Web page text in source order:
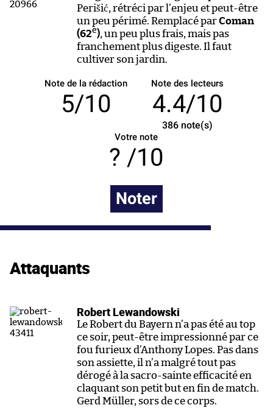
Perišić, rétréci par l’enjeu et peut-être
un peu périmé. Remplacé parComan
(62e), un peu plus frais, mais pas
franchement plus digeste. Il faut
cultiver son jardin.
Note de la rédaction
5/10
Note des lecteurs
4.4/10
386note(s)
Votre note
/10
Noter
Attaquants
Robert Lewandowski
Le Robert du Bayern n’a pas été au top
ce soir, peut-être impressionné par ce
fou furieux d’Anthony Lopes. Pas dans
son assiette, il n’a malgré tout pas
dérogé à la sacro-sainte efficacité en
claquant son petit but en fin de match.
Gerd Müller, sors de ce corps.